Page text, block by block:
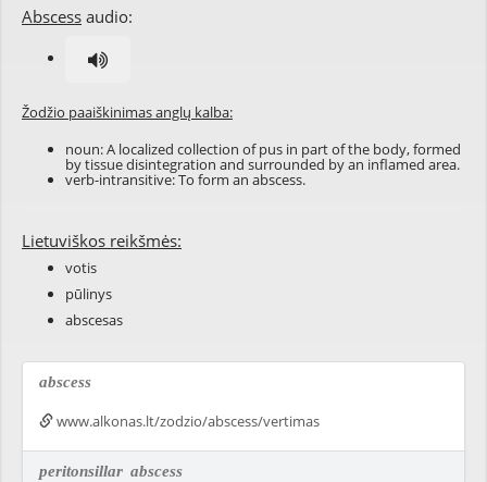
Abscess audio:
Žodžio paaiškinimas anglų kalba:
noun: A localized collection of pus in part of the body, formed
by tissue disintegration and surrounded by an inflamed area.
verb-intransitive: To form an abscess.
Lietuviškos reikšmės:
votis
pūlinys
abscesas
abscess
www.alkonas.lt/zodzio/abscess/vertimas
peritonsillar abscess